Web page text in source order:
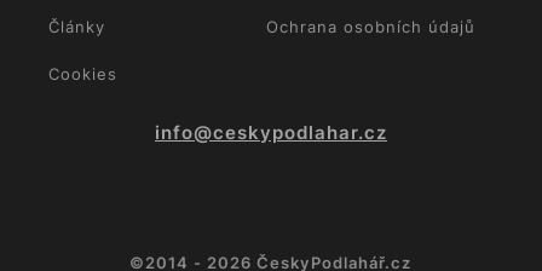
Články Ochrana osobních údajů
Cookies
info@ceskypodlahar.cz
©2014 - 2026 ČeskyPodlahář.cz